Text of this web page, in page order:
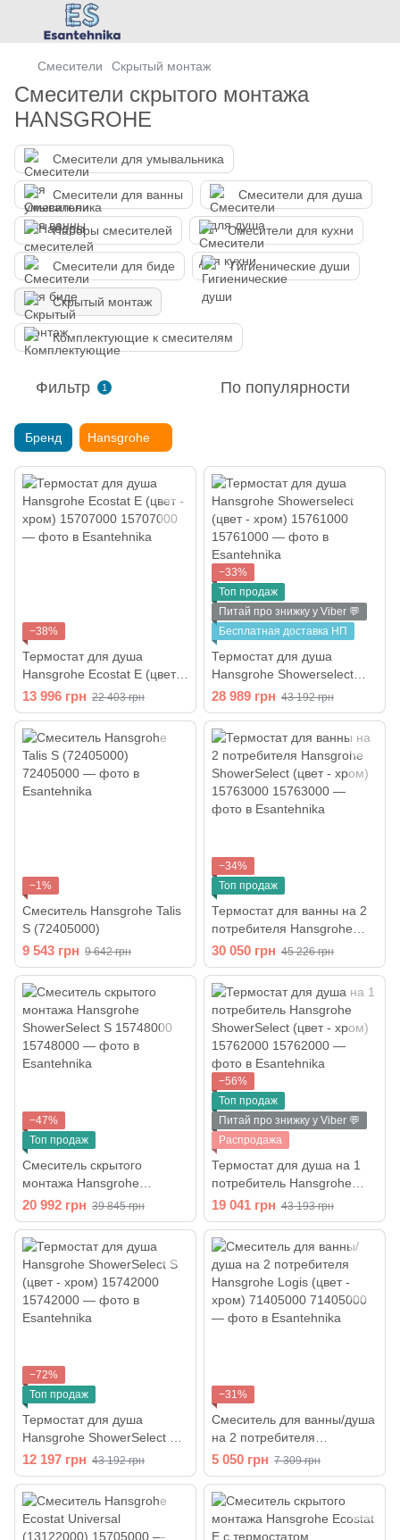
Смесители Скрытый монтаж
Смесители скрытого монтажа
HANSGROHE
Смесители для умывальника
Смесители для ванны Смесители для душа
Наборы смесителей Смесители для кухни
Смесители для биде Гигиенические души
Скрытый монтаж
Комплектующие к смесителям
Фильтр 1 По популярности
Бренд Hansgrohe
−38%
Термостат для душа
Hansgrohe Ecostat E (цвет -
хром) 15707000
13 996 грн 22 403 грн
−33%
Топ продаж
Питай про знижку у Viber 💬
Бесплатная доставка НП
Термостат для душа
Hansgrohe Showerselect
(цвет - хром) 15761000
28 989 грн 43 192 грн
−1%
Смеситель Hansgrohe Talis
S (72405000)
9 543 грн 9 642 грн
−34%
Топ продаж
Термостат для ванны на 2
потребителя Hansgrohe
ShowerSelect (цвет - хром)
15763000
30 050 грн 45 226 грн
−47%
Топ продаж
Смеситель скрытого
монтажа Hansgrohe
ShowerSelect S 15748000
20 992 грн 39 845 грн
−56%
Топ продаж
Питай про знижку у Viber 💬
Распродажа
Термостат для душа на 1
потребитель Hansgrohe
ShowerSelect (цвет - хром)
15762000
19 041 грн 43 193 грн
−72%
Топ продаж
Термостат для душа
Hansgrohe ShowerSelect S
(цвет - хром) 15742000
12 197 грн 43 192 грн
−31%
Смеситель для ванны/душа
на 2 потребителя
Hansgrohe Logis (цвет -
хром) 71405000
5 050 грн 7 309 грн